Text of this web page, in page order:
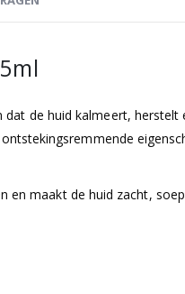
de huid kalmeert, herstelt
maakt de huid zacht,